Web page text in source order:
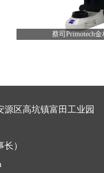
蔡司Primotech
区高坑镇富田工业园
）